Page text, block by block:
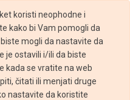
koristi neophodne i
kako bi Vam pomogli da
mogli da nastavite da
je ostavili i/ili da biste
kada se vratite na web
čitati ili menjati druge
nastavite da koristite
SL